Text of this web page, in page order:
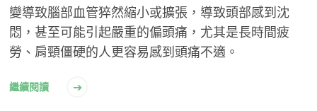
變導致腦部血管猝然縮小或擴張，導致頭部感到沈
悶，甚至可能引起嚴重的偏頭痛，尤其是長時間疲
勞、肩頸僵硬的人更容易感到頭痛不適。
繼續閱讀